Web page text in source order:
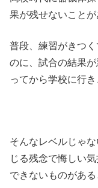
果が残せないことが
普段、練習がきつ
のに、試合の結果
ってから学校に行
そんなレベルじゃ
じる残念で悔しい
できないものがある